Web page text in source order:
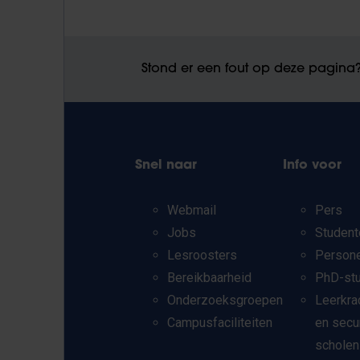
Stond er een fout op deze
Snel naar
Webmail
Jobs
Lesroosters
Bereikbaarheid
Onderzoeksgroepen
Campusfaciliteiten
Info voor
Pers
PhD-
en
scholen